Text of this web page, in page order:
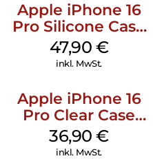
Apple iPhone 16
Pro Silicone Case
MagSafe Denim
47,90 €
inkl. MwSt.
Apple iPhone 16
Pro Clear Case
MagSafe
Transparent
36,90€
inkl. MwSt.